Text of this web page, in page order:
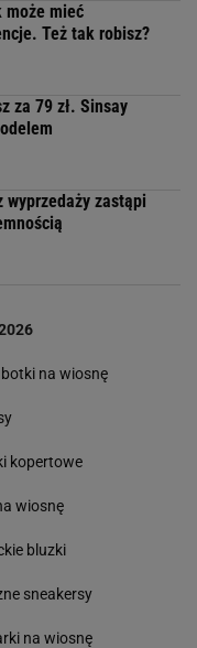
może mieć
Też tak robisz?
za 79 zł. Sinsay
wyprzedaży zastąpi
na wiosnę
kopertowe
wiosnę
bluzki
sneakersy
na wiosnę